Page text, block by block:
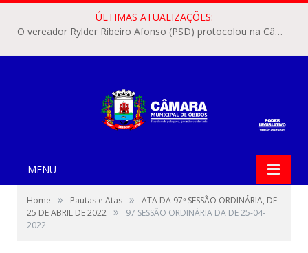
ÚLTIMAS ATUALIZAÇÕES:
O vereador Rylder Ribeiro Afonso (PSD) protocolou na Câmara Municipal de Óbidos o Requerimento nº 346/2026.
MENU
Home » Pautas e Atas »
ATA DA 97ª SESSÃO ORDINÁRIA, DE
25 DE ABRIL DE 2022 »
97 SESSÃO ORDINÁRIA DA DE 25-04-
2022